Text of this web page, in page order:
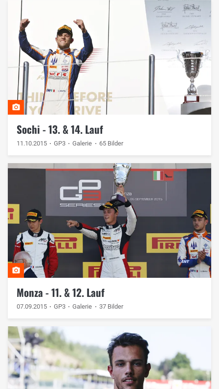
Sochi - 13. & 14. Lauf
11.10.2015 GP3 Galerie 65 Bilder
Monza - 11. & 12. Lauf
07.09.2015 GP3 Galerie 37 Bilder